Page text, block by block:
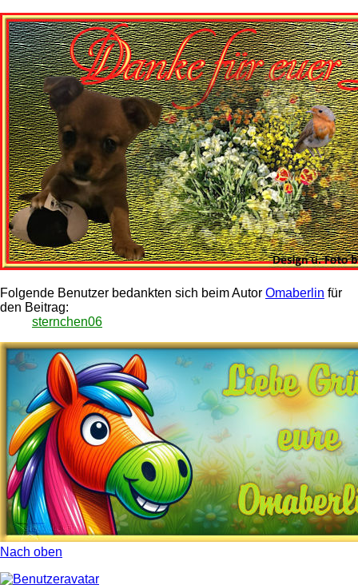
Folgende Benutzer bedankten sich beim Autor Omaberlin für
den Beitrag:
sternchen06
Nach oben